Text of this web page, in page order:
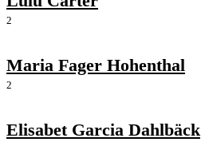
2
Maria Fager Hohenthal
2
Elisabet Garcia Dahlbäck